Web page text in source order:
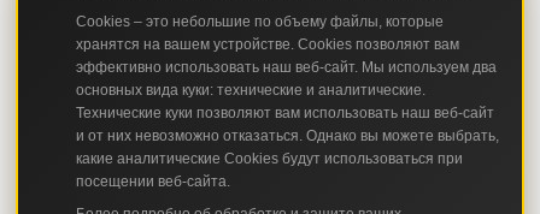
Cookies – это небольшие по объему файлы, которые
хранятся на вашем устройстве. Cookies позволяют вам
эффективно использовать наш веб-сайт. Мы используем два
основных вида куки: технические и аналитические.
Технические куки позволяют вам использовать наш веб-сайт
и от них невозможно отказаться. Однако вы можете выбрать,
какие аналитические Cookies будут использоваться при
посещении веб-сайта.